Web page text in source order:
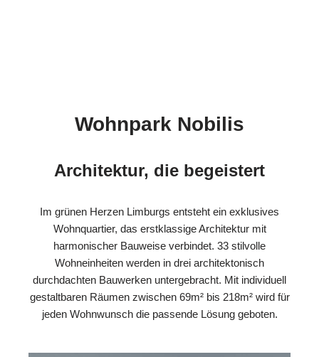
Wohnpark Nobilis
Architektur, die begeistert
Im grünen Herzen Limburgs entsteht ein exklusives
Wohnquartier, das erstklassige Architektur mit
harmonischer Bauweise verbindet. 33 stilvolle
Wohneinheiten werden in drei architektonisch
durchdachten Bauwerken untergebracht. Mit individuell
gestaltbaren Räumen zwischen 69m² bis 218m² wird für
jeden Wohnwunsch die passende Lösung geboten.